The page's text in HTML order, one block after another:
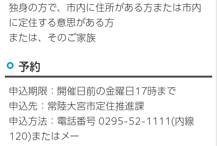
独身の方で、市内に住所がある方または市内
に定住する意思がある方
または、そのご家族
予約
申込期限：開催日前の金曜日17時まで
申込先：常陸大宮市定住推進課
申込方法：電話番号 0295-52-1111(内線
120)またはメー